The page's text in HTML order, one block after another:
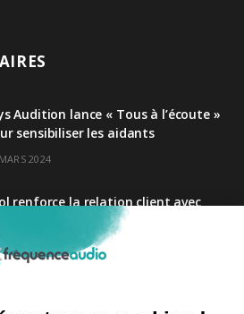
Audition lance « Tous à l’écoute »
sensibiliser les aidants
2024
renforce la relation client avec
nouvelle campagne axée sur la
2025